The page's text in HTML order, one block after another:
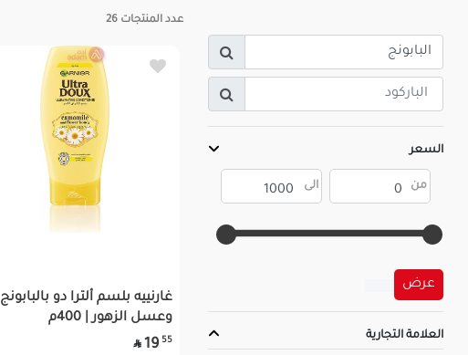
السعر
عرض
العلامة التجارية
عدد المنتجات 26
غارنييه بلسم ألترا دو بالبابونج
وعسل الزهور | 400م
55
19
